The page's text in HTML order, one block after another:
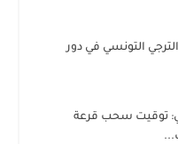
التونسي في دور
توقيت سحب قرعة